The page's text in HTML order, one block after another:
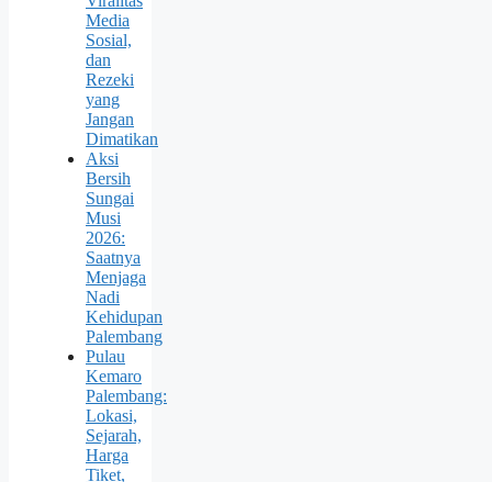
Media
Sosial,
dan
Rezeki
yang
Jangan
Dimatikan
Aksi
Bersih
Sungai
Musi
2026:
Saatnya
Menjaga
Nadi
Kehidupan
Palembang
Pulau
Kemaro
Palembang:
Lokasi,
Sejarah,
Harga
Tiket,